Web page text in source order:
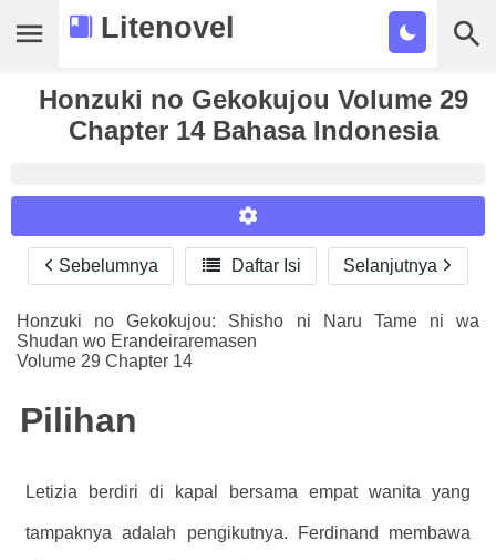
Litenovel
Daftar Novel
Tamat
Tags
Bookmark
Cari
Honzuki no Gekokujou Volume 29
Chapter 14 Bahasa Indonesia
Reader Settings
Font :
Titillium Web
Arial
Times New Roman
A-
16 A+
Sebelumnya  Daftar Isi Selanjutnya
Honzuki no Gekokujou: Shisho ni Naru Tame ni wa
Shudan wo Erandeiraremasen
Volume 29 Chapter 14
Pilihan
Letizia berdiri di kapal bersama empat wanita yang
tampaknya adalah pengikutnya. Ferdinand membawa